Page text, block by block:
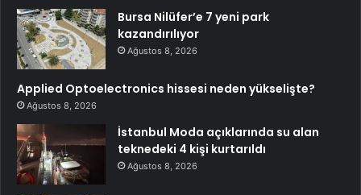
Bursa Nilüfer’e 7 yeni park
kazandırılıyor
Ağustos 8, 2026
Applied Optoelectronics hissesi neden yükselişte?
Ağustos 8, 2026
İstanbul Moda açıklarında su alan
teknedeki 4 kişi kurtarıldı
Ağustos 8, 2026